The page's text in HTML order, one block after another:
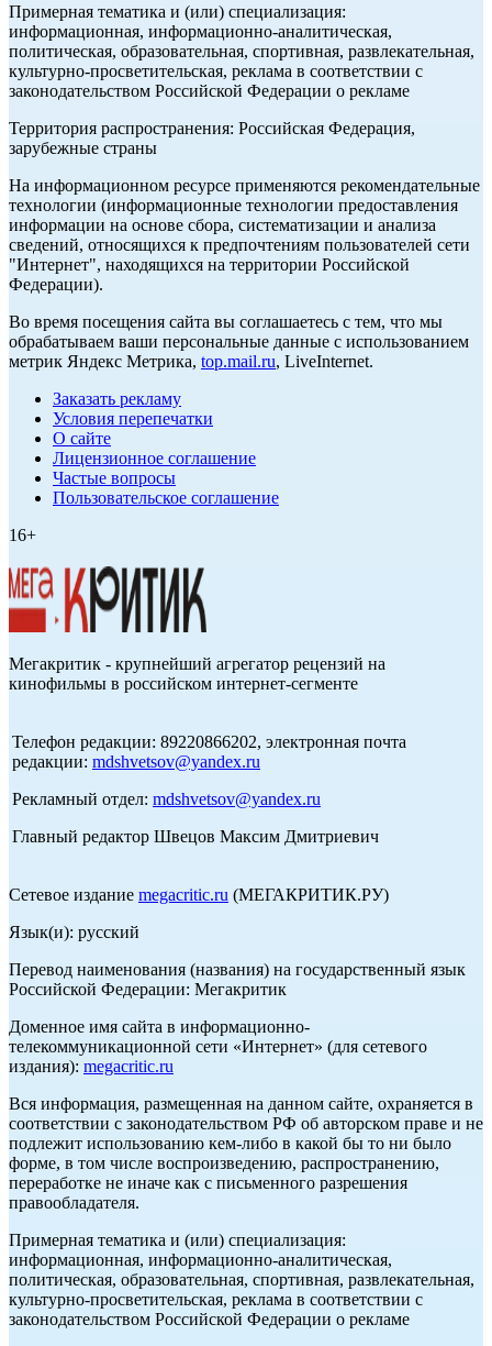
Примерная тематика и (или) специализация:
информационная, информационно-аналитическая,
политическая, образовательная, спортивная, развлекательная,
культурно-просветительская, реклама в соответствии с
законодательством Российской Федерации о рекламе
Территория распространения: Российская Федерация,
зарубежные страны
На информационном ресурсе применяются рекомендательные
технологии (информационные технологии предоставления
информации на основе сбора, систематизации и анализа
сведений, относящихся к предпочтениям пользователей сети
"Интернет", находящихся на территории Российской
Федерации).
Во время посещения сайта вы соглашаетесь с тем, что мы
обрабатываем ваши персональные данные с использованием
метрик Яндекс Метрика, top.mail.ru, LiveInternet.
Заказать рекламу
Условия перепечатки
О сайте
Лицензионное соглашение
Частые вопросы
Пользовательское соглашение
16+
Мегакритик - крупнейший агрегатор рецензий на
кинофильмы в российском интернет-сегменте
Телефон редакции: 89220866202, электронная почта
редакции: mdshvetsov@yandex.ru
Рекламный отдел: mdshvetsov@yandex.ru
Главный редактор Швецов Максим Дмитриевич
Сетевое издание megacritic.ru (МЕГАКРИТИК.РУ)
Язык(и): русский
Перевод наименования (названия) на государственный язык
Российской Федерации: Мегакритик
Доменное имя сайта в информационно-
телекоммуникационной сети «Интернет» (для сетевого
издания): megacritic.ru
Вся информация, размещенная на данном сайте, охраняется в
соответствии с законодательством РФ об авторском праве и не
подлежит использованию кем-либо в какой бы то ни было
форме, в том числе воспроизведению, распространению,
переработке не иначе как с письменного разрешения
правообладателя.
Примерная тематика и (или) специализация:
информационная, информационно-аналитическая,
политическая, образовательная, спортивная, развлекательная,
культурно-просветительская, реклама в соответствии с
законодательством Российской Федерации о рекламе